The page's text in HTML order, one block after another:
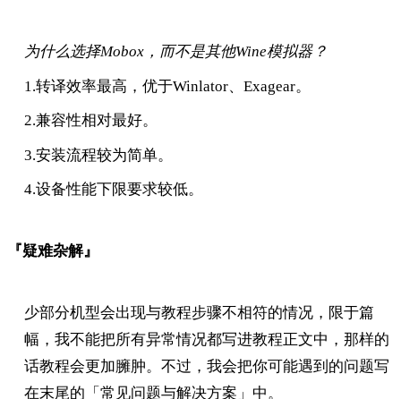
为什么选择Mobox，而不是其他Wine模拟器？
1.转译效率最高，优于Winlator、Exagear。
2.兼容性相对最好。
3.安装流程较为简单。
4.设备性能下限要求较低。
『疑难杂解』
少部分机型会出现与教程步骤不相符的情况，限于篇
幅，我不能把所有异常情况都写进教程正文中，那样的
话教程会更加臃肿。不过，我会把你可能遇到的问题写
在末尾的「常见问题与解决方案」中。